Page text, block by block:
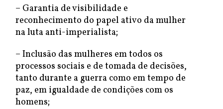
– Garantia de visibilidade e
reconhecimento do papel ativo da mulher
na luta anti-imperialista;
– Inclusão das mulheres em todos os
processos sociais e de tomada de decisões,
tanto durante a guerra como em tempo de
paz, em igualdade de condições com os
homens;